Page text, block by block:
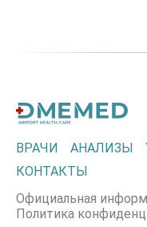
ВРАЧИ АНАЛИЗЫ
КОНТАКТЫ
Официальная
Политика